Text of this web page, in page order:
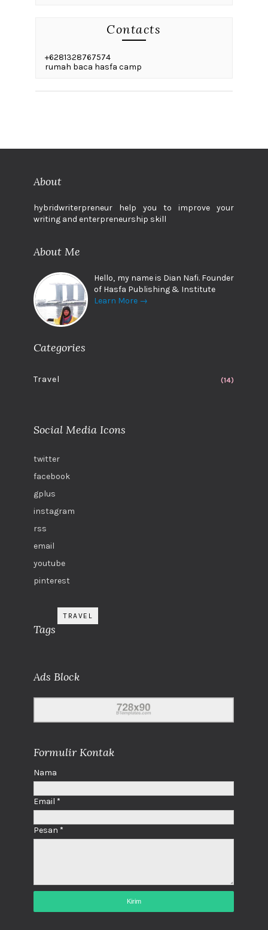
Contacts
+6281328767574
rumah baca hasfa camp
About
hybridwriterpreneur help you to improve your
writing and enterpreneurship skill
About Me
Hello, my name is Dian Nafi. Founder
of Hasfa Publishing & Institute
Learn More →
Categories
Travel (14)
Social Media Icons
twitter
facebook
gplus
instagram
rss
email
youtube
pinterest
Tags
TRAVEL
Ads Block
Formulir Kontak
Nama
Email *
Pesan *